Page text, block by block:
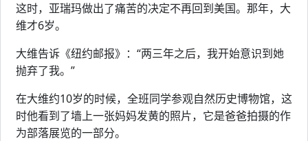
这时，亚瑞玛做出了痛苦的决定不再回到美国。那年，大
维才6岁。
大维告诉《纽约邮报》：“两三年之后，我开始意识到她
抛弃了我。”
在大维约10岁的时候，全班同学参观自然历史博物馆，这
时他看到了墙上一张妈妈发黄的照片，它是爸爸拍摄的作
为部落展览的一部分。